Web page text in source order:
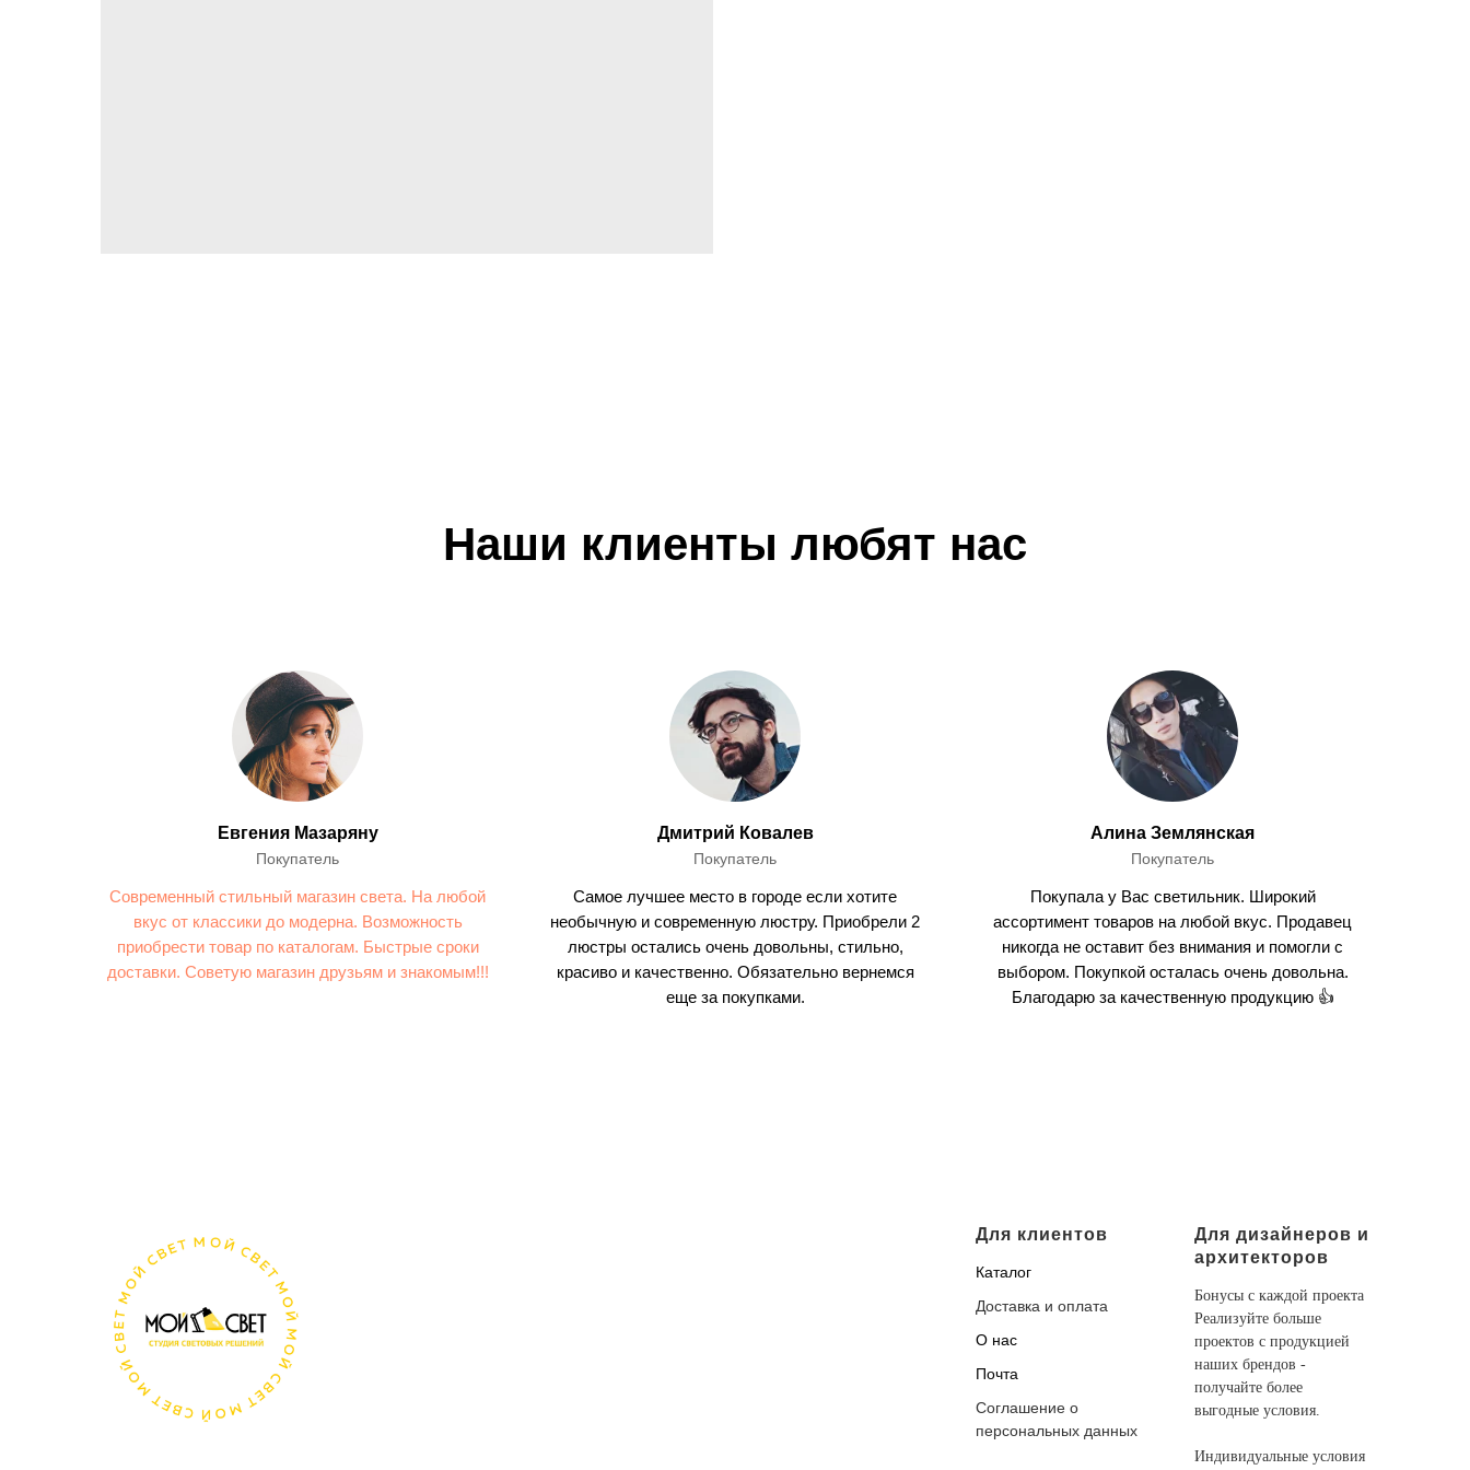
Наши клиенты любят нас
Евгения Мазаряну
Покупатель
Современный стильный магазин света. На любой
вкус от классики до модерна. Возможность
приобрести товар по каталогам. Быстрые сроки
доставки. Советую магазин друзьям и знакомым!!!
Дмитрий Ковалев
Покупатель
Самое лучшее место в городе если хотите
необычную и современную люстру. Приобрели 2
люстры остались очень довольны, стильно,
красиво и качественно. Обязательно вернемся
еще за покупками.
Алина Землянская
Покупатель
Покупала у Вас светильник. Широкий
ассортимент товаров на любой вкус. Продавец
никогда не оставит без внимания и помогли с
выбором. Покупкой осталась очень довольна.
Благодарю за качественную продукцию 👍
Для клиентов
Каталог
Доставка и оплата
О нас
Почта
Соглашение о
персональных данных
Для дизайнеров и
архитекторов
Бонусы с каждой проекта
Реализуйте больше
проектов с продукцией
наших брендов -
получайте более
выгодные условия.
Индивидуальные условия